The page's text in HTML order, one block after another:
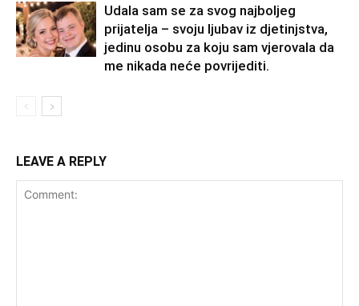
Udala sam se za svog najboljeg
prijatelja – svoju ljubav iz djetinjstva,
jedinu osobu za koju sam vjerovala da
me nikada neće povrijediti.
LEAVE A REPLY